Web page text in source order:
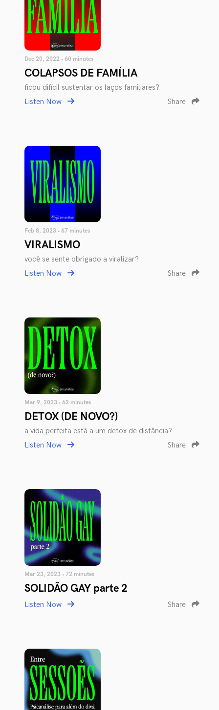
Dec 20, 2022 • 60 minutes
COLAPSOS DE FAMÍLIA
ficou difícil sustentar os laços familiares?
Listen Now
Share
Feb 8, 2023 • 67 minutes
VIRALISMO
você se sente obrigado a viralizar?
Listen Now
Share
Mar 9, 2023 • 62 minutes
DETOX (DE NOVO?)
a vida perfeita está a um detox de distância?
Listen Now
Share
Mar 23, 2023 • 72 minutes
SOLIDÃO GAY parte 2
Listen Now Share